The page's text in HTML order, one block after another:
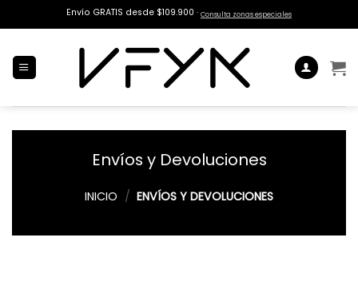
al
Envío GRATIS desde $109.900 · Consulta zonas especiales
Envíos y Devoluciones
INICIO / ENVÍOS Y DEVOLUCIONES